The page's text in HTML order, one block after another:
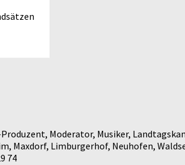
Moderator, Musiker,
Maxdorf, Limburgerhof, Neuhofen,
74